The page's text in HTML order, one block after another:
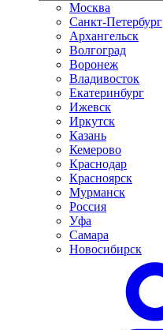
Москва
Санкт-Петербург
Архангельск
Волгоград
Воронеж
Владивосток
Екатеринбург
Ижевск
Иркутск
Казань
Кемерово
Краснодар
Красноярск
Мурманск
Россия
Уфа
Самара
Новосибирск